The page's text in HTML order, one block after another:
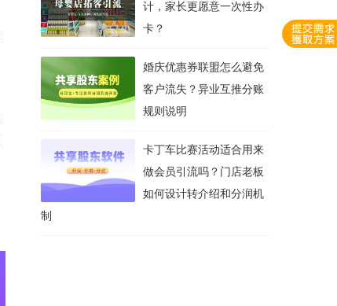
计，家长更愿意一次性办
卡？
婚庆优惠券联盟怎么避免
客户流失？异业互推分账
规则说明
卡丁车比赛活动适合用来
做会员引流吗？门店老板
如何设计转介绍和分润机
制